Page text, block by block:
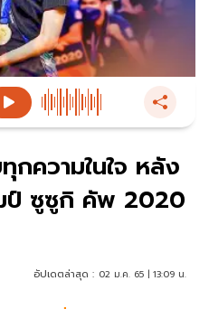
กความในใจ หลัง
ป์ ซูซูกิ คัพ 2020
อัปเดตล่าสุด : 02 ม.ค. 65 | 13:09 น.